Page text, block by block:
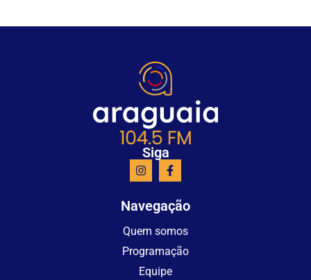
Siga
Navegação
Quem somos
Programação
Equipe